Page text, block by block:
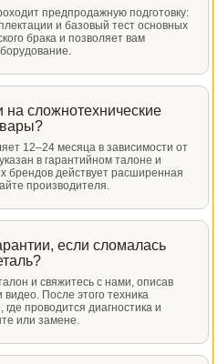
предпродажную подготовку:
и базовый тест основных
брака и позволяет вам
на сложнотехнические
12–24 месяца в зависимости от
в гарантийном талоне и
брендов действует расширенная
производителя.
если сломалась
и свяжитесь с нами, описав
После этого техника
проводится диагностика и
или замене.